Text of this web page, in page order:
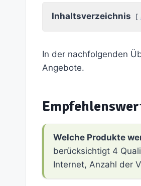
Inhaltsverzeichnis
In der nachfolgenden
Angebote.
Welche Produkte
berücksichtigt 4
Internet, Anzahl der